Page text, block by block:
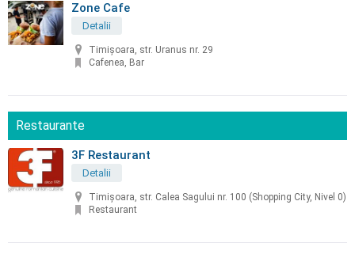
Zone Cafe
Detalii
Timișoara, str. Uranus nr. 29
Cafenea, Bar
Restaurante
3F Restaurant
Detalii
Timișoara, str. Calea Sagului nr. 100 (Shopping City, Nivel 0)
Restaurant